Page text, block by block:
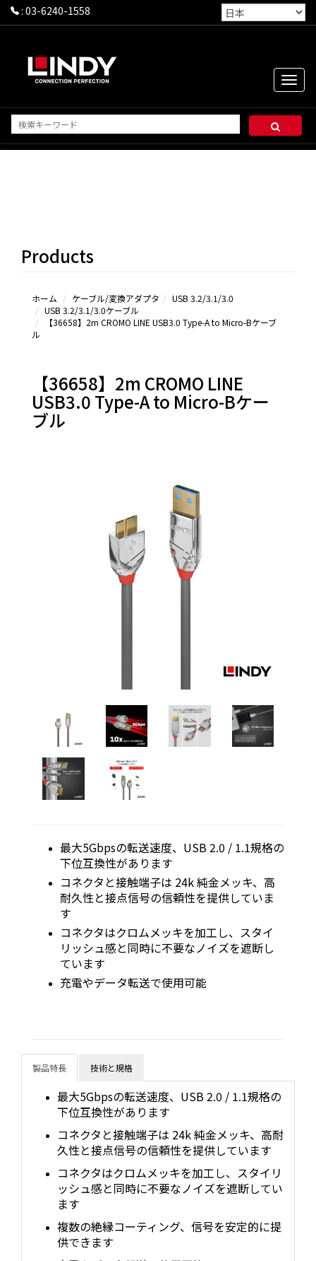
: 03-6240-1558
Toggle
リーズ＆その
Products
ホーム ケーブル/変換アダプタ
USB 3.2/3.1/3.0
USB 3.2/3.1/3.0ケーブル
【36658】2m CROMO LINE USB3.0 Type-A to Micro-Bケーブ
ル
【36658】2m CROMO LINE
USB3.0 Type-A to Micro-Bケー
ブル
最大5Gbpsの転送速度、USB 2.0 / 1.1規格の
下位互換性があります
コネクタと接触端子は 24k 純金メッキ、高
耐久性と接点信号の信頼性を提供していま
す
コネクタはクロムメッキを加工し、スタイ
リッシュ感と同時に不要なノイズを遮断し
ています
充電やデータ転送で使用可能
製品特長 技術と規格
最大5Gbpsの転送速度、USB 2.0 / 1.1規格の
下位互換性があります
コネクタと接触端子は 24k 純金メッキ、高耐
久性と接点信号の信頼性を提供しています
コネクタはクロムメッキを加工し、スタイリ
ッシュ感と同時に不要なノイズを遮断してい
ます
複数の絶縁コーティング、信号を安定的に提
供できます